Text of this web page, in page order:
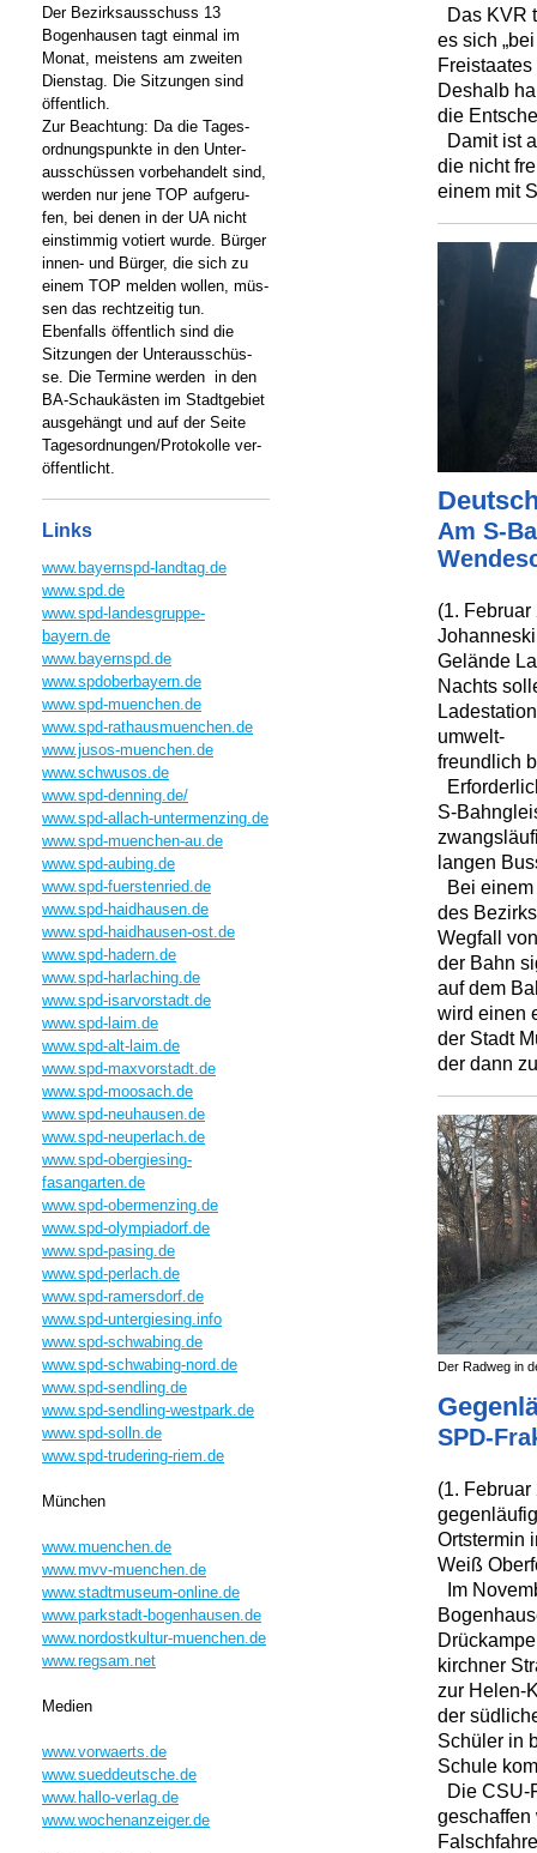
Das KVR
es sich
Deshalb
die
Damit ist
die nicht
einem mit
Am S-
(1.
Gelände
Nachts
umwelt-
freundlich
S-
langen
Bei
des
Wegfall
der Bahn
auf dem
wird einen
der Stadt
der dann
Der Radweg in
SPD-
(1.
Ortstermin
Weiß
Im
kirchner
zur Helen-
der
Schüler in
Schule
Die CSU-
geschaffen
Der Bezirksausschuss 13
Bogenhausen tagt einmal im
Monat, meistens am zweiten
Dienstag. Die Sitzungen sind
öffentlich.
Zur Beachtung: Da die Tages-
ordnungspunkte in den Unter-
ausschüssen vorbehandelt sind,
werden nur jene TOP aufgeru-
fen, bei denen in der UA nicht
einstimmig votiert wurde. Bürger
innen- und Bürger, die sich zu
einem TOP melden wollen, müs-
sen das rechtzeitig tun.
Ebenfalls öffentlich sind die
Sitzungen der Unterausschüs-
se. Die Termine werden in den
BA-Schaukästen im Stadtgebiet
ausgehängt und auf der Seite
Tagesordnungen/Protokolle ver-
öffentlicht.
Links
www.bayernspd-landtag.de
www.spd.de
www.spd-landesgruppe-
bayern.de
www.bayernspd.de
www.spdoberbayern.de
www.spd-muenchen.de
www.spd-rathausmuenchen.de
www.jusos-muenchen.de
www.schwusos.de
www.spd-denning.de/
www.spd-allach-untermenzing.de
www.spd-muenchen-au.de
www.spd-aubing.de
www.spd-fuerstenried.de
www.spd-haidhausen.de
www.spd-haidhausen-ost.de
www.spd-hadern.de
www.spd-harlaching.de
www.spd-isarvorstadt.de
www.spd-laim.de
www.spd-alt-laim.de
www.spd-maxvorstadt.de
www.spd-moosach.de
www.spd-neuhausen.de
www.spd-neuperlach.de
www.spd-obergiesing-
fasangarten.de
www.spd-obermenzing.de
www.spd-olympiadorf.de
www.spd-pasing.de
www.spd-perlach.de
www.spd-ramersdorf.de
www.spd-untergiesing.info
www.spd-schwabing.de
www.spd-schwabing-nord.de
www.spd-sendling.de
www.spd-sendling-westpark.de
www.spd-solln.de
www.spd-trudering-riem.de
München
www.muenchen.de
www.mvv-muenchen.de
www.stadtmuseum-online.de
www.parkstadt-bogenhausen.de
www.nordostkultur-muenchen.de
www.regsam.net
Medien
www.vorwaerts.de
www.sueddeutsche.de
www.hallo-verlag.de
www.wochenanzeiger.de